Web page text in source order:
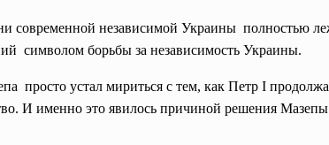
современной независимой Украины полностью
символом борьбы за независимость Украины.
просто устал мириться с тем, как Петр I
И именно это явилось причиной решения